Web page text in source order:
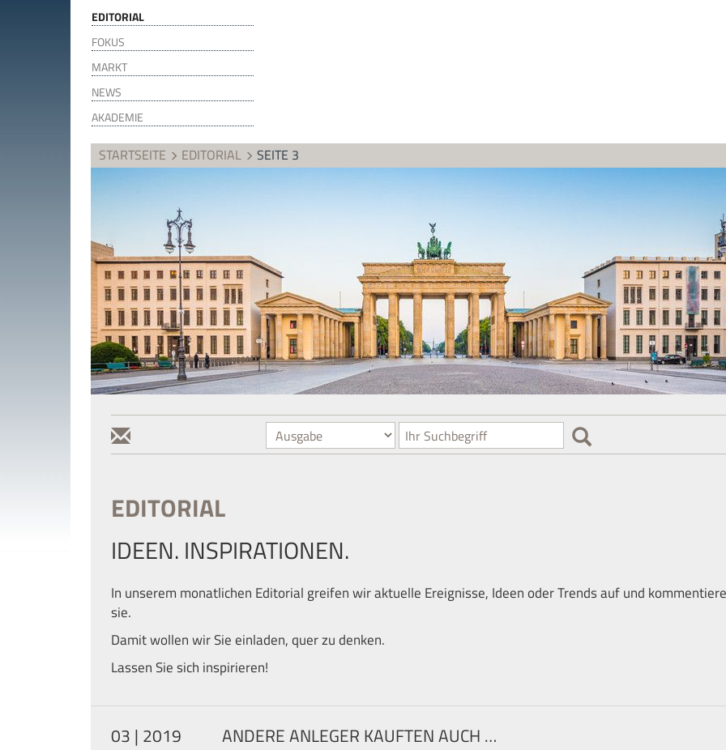
EDITORIAL
FOKUS
MARKT
NEWS
AKADEMIE
STARTSEITE EDITORIAL SEITE 3
Email
address
EDITORIAL
IDEEN. INSPIRATIONEN.
In unserem monatlichen Editorial greifen wir aktuelle Ereignisse, Ideen oder Trends auf und
sie.
Damit wollen wir Sie einladen, quer zu denken.
Lassen Sie sich inspirieren!
03 | 2019 ANDERE ANLEGER KAUFTEN AUCH …